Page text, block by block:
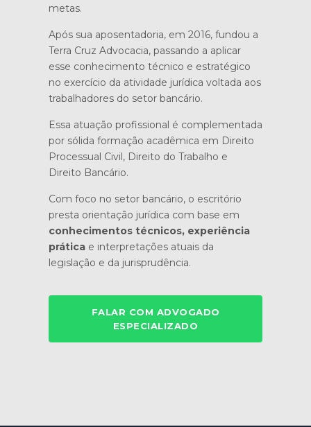
metas.
Após sua aposentadoria, em 2016, fundou a
Terra Cruz Advocacia, passando a aplicar
esse conhecimento técnico e estratégico
no exercício da atividade jurídica voltada aos
trabalhadores do setor bancário.
Essa atuação profissional é complementada
por sólida formação acadêmica em Direito
Processual Civil, Direito do Trabalho e
Direito Bancário.
Com foco no setor bancário, o escritório
presta orientação jurídica com base em
conhecimentos técnicos, experiência
prática e interpretações atuais da
legislação e da jurisprudência.
FALAR COM ADVOGADO
ESPECIALIZADO